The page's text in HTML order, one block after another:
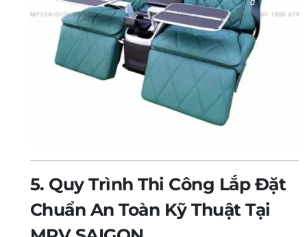
5. Quy Trình Thi Công Lắp Đặt
Chuẩn An Toàn Kỹ Thuật Tại